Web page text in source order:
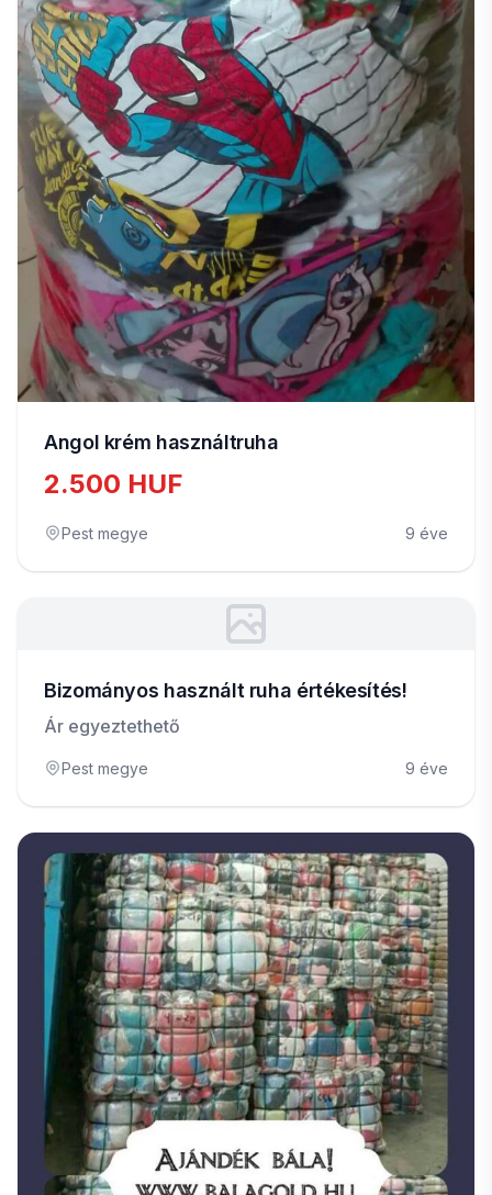
Angol krém használtruha
2.500 HUF
Pest megye 9 éve
Bizományos használt ruha értékesítés!
Ár egyeztethető
Pest megye 9 éve